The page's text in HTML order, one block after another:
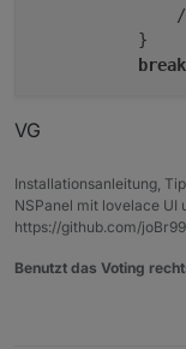
           }
break
VG
Installationsanleitung,
NSPanel mit lovelace UI
https://github.com/
Benutzt das Voting